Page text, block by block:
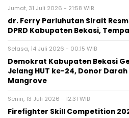
Jumat, 31 Juli 2026 - 21:58 WIB
dr. Ferry Parluhutan Sirait
DPRD Kabupaten Bekasi,
Selasa, 14 Juli 2026 - 00:15 WIB
Demokrat Kabupaten Bekasi
Jelang HUT ke-24, Donor
Mangrove
Senin, 13 Juli 2026 - 12:31 WIB
Firefighter Skill Competition